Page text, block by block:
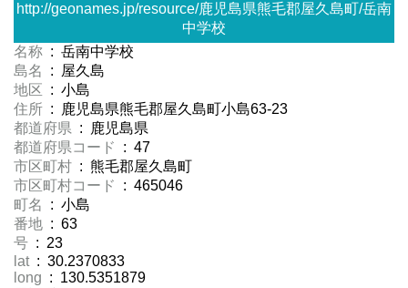
http://geonames.jp/resource/鹿児島県熊毛郡屋久島町/岳南
中学校
名称 : 岳南中学校
島名
: 屋久島
地区 : 小島
住所 : 鹿児島県熊毛郡屋久島町小島63-23
都道府県 : 鹿児島県
都道府県コード
: 47
市区町村 : 熊毛郡屋久島町
市区町村コード
: 465046
町名
: 小島
番地 : 63
号 : 23
lat : 30.2370833
long : 130.5351879